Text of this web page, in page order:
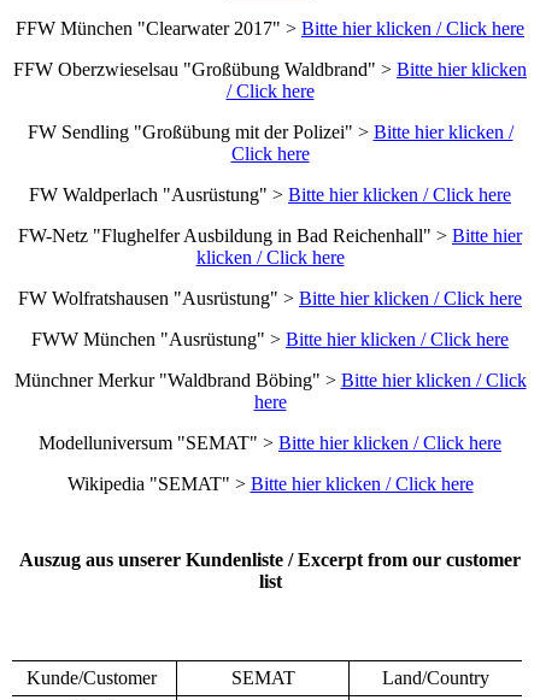
FFW München "Clearwater 2017" > Bitte hier klicken / Click here
FFW Oberzwieselsau "Großübung Waldbrand" > Bitte hier klicken
/ Click here
FW Sendling "Großübung mit der Polizei" > Bitte hier klicken /
Click here
FW Waldperlach "Ausrüstung" > Bitte hier klicken / Click here
FW-Netz "Flughelfer Ausbildung in Bad Reichenhall" > Bitte hier
klicken / Click here
FW Wolfratshausen "Ausrüstung" > Bitte hier klicken / Click here
FWW München "Ausrüstung" > Bitte hier klicken / Click here
Münchner Merkur "Waldbrand Böbing" > Bitte hier klicken / Click
here
Modelluniversum "SEMAT" > Bitte hier klicken / Click here
Wikipedia "SEMAT" > Bitte hier klicken / Click here
Auszug aus unserer Kundenliste / Excerpt from our customer
list
Kunde/Customer SEMAT
Land/Country